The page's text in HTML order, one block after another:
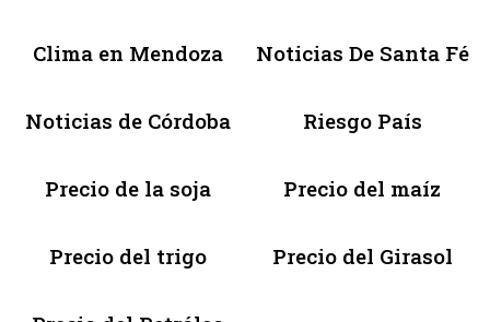
Clima en Mendoza Noticias De Santa Fé
Noticias de Córdoba Riesgo País
Precio de la soja Precio del maíz
Precio del trigo Precio del Girasol